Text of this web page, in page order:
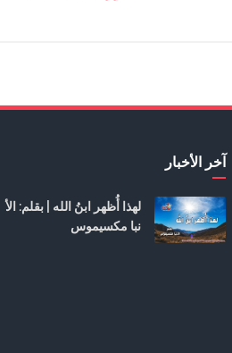
آخر الأخبار
لهذا أُظهر ابنُ الله | بقلم: الأ
نبا مكسيموس